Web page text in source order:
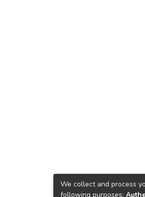
We collect and process
following purposes: